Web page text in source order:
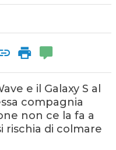
e il Galaxy S al
compagnia
non ce la fa a
rischia di colmare